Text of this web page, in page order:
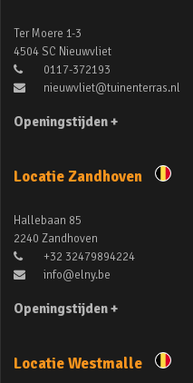
Ter Moere 1-3
4504 SC Nieuwvliet
0117-372193
nieuwvliet@tuinenterras.nl
Openingstijden +
Locatie Zandhoven
Hallebaan 85
2240 Zandhoven
+32 32479894224
info@elny.be
Openingstijden +
Locatie Westmalle